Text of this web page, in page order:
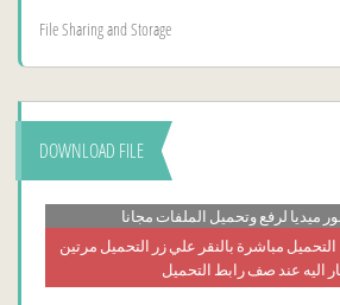
File Sharing and Storage
DOWNLOAD FILE
ميديا لرفع وتحميل الملفات مجانا
مباشرة بالنقر علي زر التحميل مرتين
اليه عند صف رابط التحميل